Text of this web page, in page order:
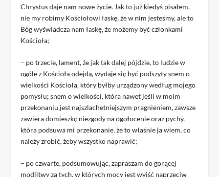
Chrystus daje nam nowe życie. Jak to już kiedyś pisałem,
nie my robimy Kościołowi łaskę, że w nim jesteśmy, ale to
Bóg wyświadcza nam łaskę, że możemy być członkami
Kościoła;
– po trzecie, lament, że jak tak dalej pójdzie, to ludzie w
ogóle z Kościoła odejdą, wydaje się być podszyty snem o
wielkości Kościoła, który byłby urządzony według mojego
pomysłu; snem o wielkości, która nawet jeśli w moim
przekonaniu jest najszlachetniejszym pragnieniem, zawsze
zawiera domieszkę niezgody na ogołocenie oraz pychy,
która podsuwa mi przekonanie, że to właśnie ja wiem, co
należy zrobić, żeby wszystko naprawić;
– po czwarte, podsumowując, zapraszam do gorącej
modlitwy za tych, w których mocy jest wyjść naprzeciw